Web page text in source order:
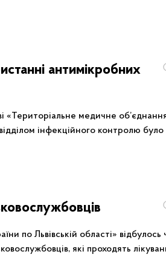
управління Національної поліції у
антимікробних
«Територіальне медичне
відділом інфекційного контролю
по Львівській області» відбулось
які проходять